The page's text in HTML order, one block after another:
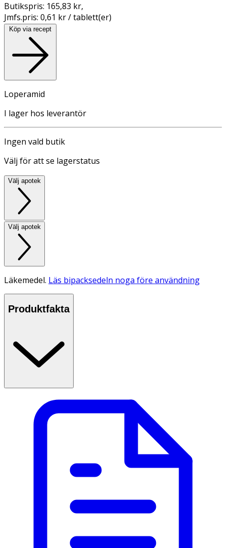
Butikspris: 165,83 kr,
Jmfs.pris: 0,61 kr / tablett(er)
Köp via recept
Loperamid
I lager hos leverantör
Ingen vald butik
Välj för att se lagerstatus
Välj apotek
Välj apotek
Läkemedel. Läs bipacksedeln noga före användning
Produktfakta